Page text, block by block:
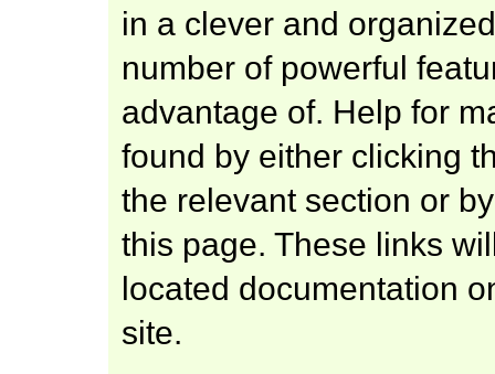
in a clever and
number of powerful
advantage of. Help for
found by either clicking
the relevant section or
this page. These links
located documentation
site.